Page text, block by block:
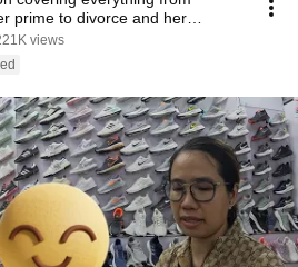
prime to divorce and her
views